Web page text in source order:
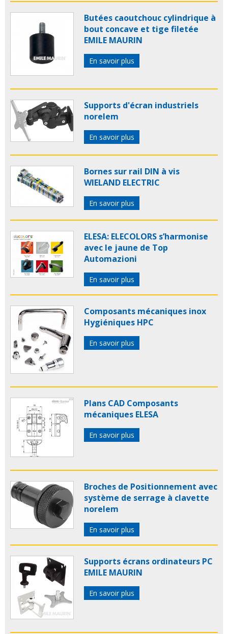
Butées caoutchouc cylindrique à
bout concave et tige filetée
EMILE MAURIN
En savoir plus
Supports d'écran industriels
norelem
En savoir plus
Bornes sur rail DIN à vis
WIELAND ELECTRIC
En savoir plus
ELESA: ELECOLORS s’harmonise
avec le jaune de Top
Automazioni
En savoir plus
Composants mécaniques inox
Hygiéniques HPC
En savoir plus
Plans CAD Composants
mécaniques ELESA
En savoir plus
Broches de Positionnement avec
système de serrage à clavette
norelem
En savoir plus
Supports écrans ordinateurs PC
EMILE MAURIN
En savoir plus